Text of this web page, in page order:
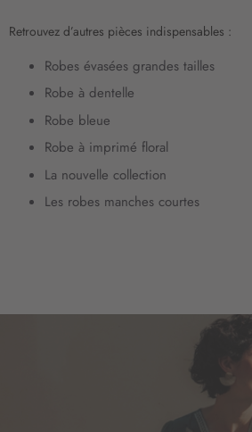
Retrouvez d’autres pièces indispensables :
Robes évasées grandes tailles
Robe à dentelle
Robe bleue
Robe à imprimé floral
La nouvelle collection
Les robes manches courtes
o